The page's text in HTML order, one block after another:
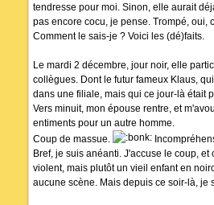
tendresse pour moi. Sinon, elle aurait
pas encore cocu, je pense. Trompé, oui,
Comment le sais-je ? Voici les (dé)faits.
Le mardi 2 décembre, jour noir, elle
collègues. Dont le futur fameux Klaus,
dans une filiale, mais qui ce jour-là était
Vers minuit, mon épouse rentre, et
entiments pour un autre homme.
Coup de massue.
Bref, je suis anéanti. J'accuse le coup, et
violent, mais plutôt un vieil enfant en
aucune scène. Mais depuis ce soir-là, je